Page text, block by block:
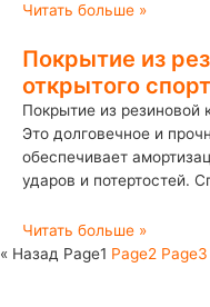
Читать больше »
Покрытие из
открытого
Покрытие из резиновой
Это долговечное и
обеспечивает
ударов и потертостей.
Читать больше »
« Назад Page1 Page2 Page3